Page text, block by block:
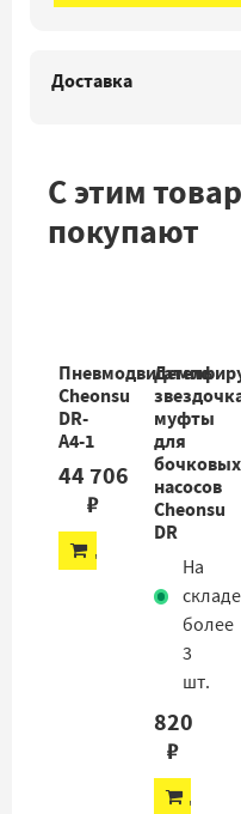
Доставка
С этим
покупают
Пневмодвигатель
Cheonsu
DR-
A4-1
44 706
₽
ДОБАВИТЬ
муфты
для
бочковых
насосов
Cheonsu
DR
На
складе
более
3
шт.
820
₽